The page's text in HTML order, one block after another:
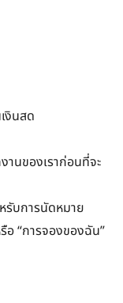
งินสด
นของเราก่อนที่จะ
รับการนัดหมาย
อ “การจองของฉัน”